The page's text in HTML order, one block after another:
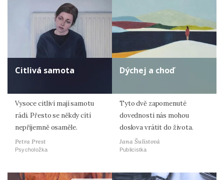
Citlivá samota
Vysoce citliví mají samotu
rádi. Přesto se někdy cítí
nepříjemně osaměle.
Petra Prest
Psycholožka
Dýchej a choď
Tyto dvě zapomenuté
dovednosti nás mohou
doslova vrátit do života.
Jana Šulistová
Publicistka